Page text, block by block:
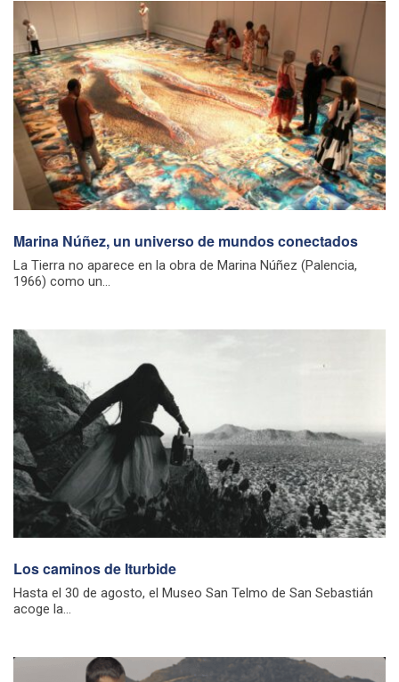
Marina Núñez, un universo de mundos conectados
La Tierra no aparece en la obra de Marina Núñez (Palencia,
1966) como un...
Los caminos de Iturbide
Hasta el 30 de agosto, el Museo San Telmo de San Sebastián
acoge la...